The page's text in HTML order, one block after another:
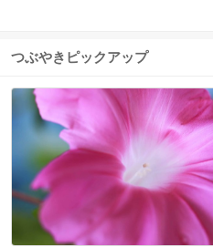
つぶやきピックアップ